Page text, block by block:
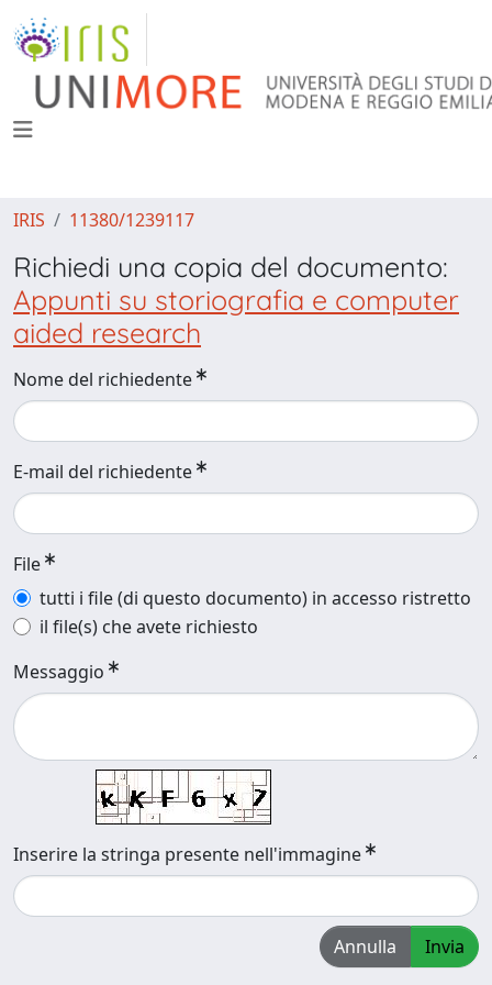
IRIS 11380/1239117
Richiedi una copia del documento:
Appunti su storiografia e computer
aided research
Nome del richiedente
E-mail del richiedente
File
tutti i file (di questo documento) in accesso ristretto
il file(s) che avete richiesto
Messaggio
Inserire la stringa presente nell'immagine
Annulla Invia